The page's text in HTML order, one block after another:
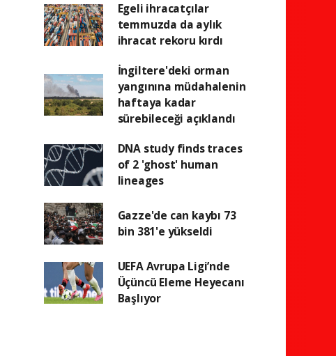
Egeli ihracatçılar
temmuzda da aylık
ihracat rekoru kırdı
İngiltere'deki orman
yangınına müdahalenin
haftaya kadar
sürebileceği açıklandı
DNA study finds traces
of 2 'ghost' human
lineages
Gazze'de can kaybı 73
bin 381'e yükseldi
UEFA Avrupa Ligi’nde
Üçüncü Eleme Heyecanı
Başlıyor